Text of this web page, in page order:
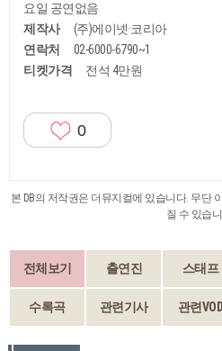
요일 공연없음
제작사
(주)에이넷·코리아
연락처
02-6000-6790~1
티켓가격
전석 4만원
0
본 DB의 저작권은 더뮤지컬에 있습니다. 무단
질 수 있습
전체보기 출연진 스태프
수록곡 관련기사 관련VOD